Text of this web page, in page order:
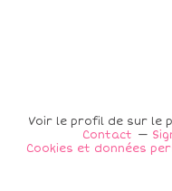
Voir le profil de sur le
Contact
Cookies et données